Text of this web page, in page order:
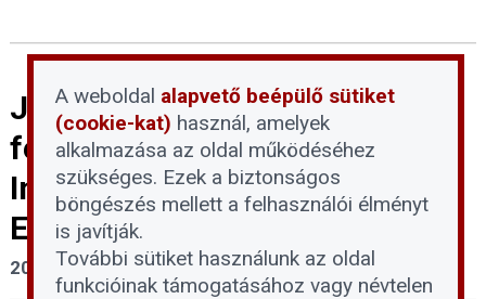
Jövőálló befektetés: a
fenntartható ingatlan.
Ingatlanbefektetői irányok.
Erre menjünk!
2025. augusztus 5.
A weboldal alapvető beépülő sütiket
(cookie-kat) használ, amelyek
alkalmazása az oldal működéséhez
szükséges. Ezek a biztonságos
böngészés mellett a felhasználói élményt
is javítják.
További sütiket használunk az oldal
funkcióinak támogatásához vagy névtelen